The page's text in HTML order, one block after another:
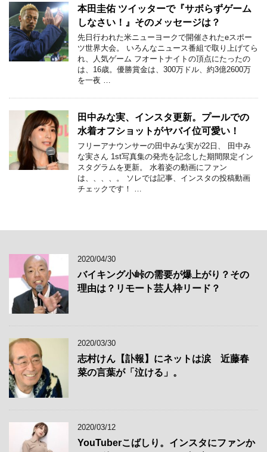
本田圭佑 ツイッターで『サボらずゲーム
しなさい！』そのメッセージは？
先日行われた米ニューヨークで開催されたeスポー
ツ世界大会。 いろんなニュース番組で取り上げてら
れ、人気ゲーム フオートナイトの頂点にたったの
は、16歳。優勝賞金は、300万ドル、約3億2600万
を一夜 …
田中みな実、インスタ更新。プールでの
水着オフショットがヤバイ位可愛い！
フリーアナウンサーの田中みな実が22日、 田中み
な実さん 1st写真集の発売を記念した期間限定イン
スタグラムを更新。 水着姿の動画にファン
は、、、、。 ソレでは記事、インスタの投稿動画
チェックです！ …
2020/04/30
バイキング小峠の需要が爆上がり？その
理由は？リモート芸人枠リード？
2020/03/30
志村けん【訃報】にネットは涙 近藤春
菜の言葉が「泣ける」。
2020/03/12
YouTuberこばしり。インスタにファンか